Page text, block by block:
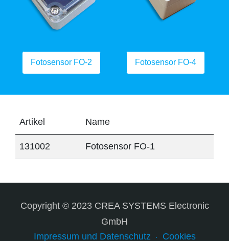
Fotosensor FO-2 Fotosensor FO-4
Artikel Name
131002 Fotosensor FO-1
Copyright © 2023 CREA SYSTEMS Electronic
GmbH
Impressum und Datenschutz
Cookies